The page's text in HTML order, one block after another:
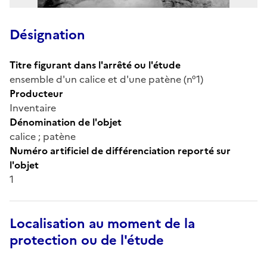
Désignation
Titre figurant dans l'arrêté ou l'étude
ensemble d'un calice et d'une patène (n°1)
Producteur
Inventaire
Dénomination de l'objet
calice ; patène
Numéro artificiel de différenciation reporté sur
l'objet
1
Localisation au moment de la
protection ou de l'étude